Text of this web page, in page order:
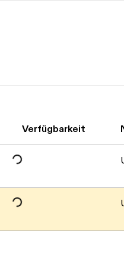
Verfügbarkeit
Daten werden geladen. Bitte warten...
Daten werden geladen. Bitte warten...